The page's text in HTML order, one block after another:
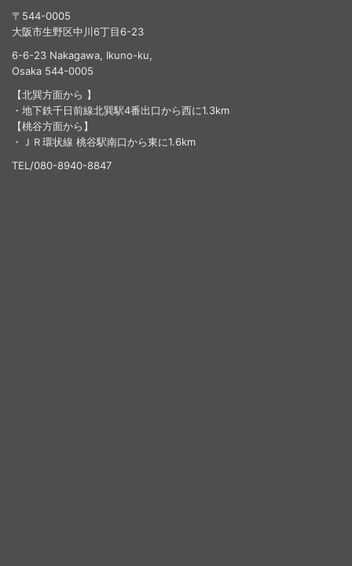
〒544-0005
大阪市生野区中川6丁目6-23
6-6-23 Nakagawa, Ikuno-ku,
Osaka 544-0005
【北巽方面から 】
・地下鉄千日前線北巽駅4番出口から西に1.3km
【桃谷方面から】
・ＪＲ環状線 桃谷駅南口から東に1.6km
TEL/080-8940-8847